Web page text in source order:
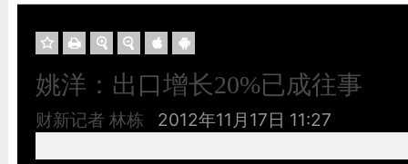
姚洋：出口增长20%已成往事
财新记者 林栋 2012年11月17日 11:27